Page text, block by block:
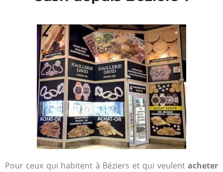
Pour ceux qui habitent à Béziers et qui veulent acheter